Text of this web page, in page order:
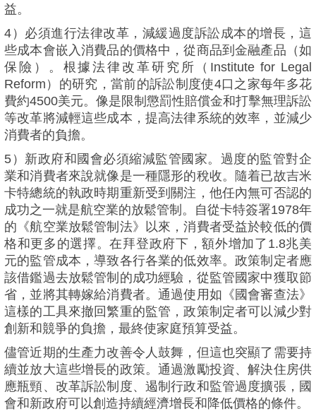
益。
4）必須進行法律改革，減緩過度訴訟成本的增長，這
些成本會嵌入消費品的價格中，從商品到金融產品（如
保險）。根據法律改革研究所（Institute for Legal
Reform）的研究，當前的訴訟制度使4口之家每年多花
費約4500美元。像是限制懲罰性賠償金和打擊無理訴訟
等改革將減輕這些成本，提高法律系統的效率，並減少
消費者的負擔。
5）新政府和國會必須縮減監管國家。過度的監管對企
業和消費者來說就像是一種隱形的稅收。隨着已故吉米
卡特總統的執政時期重新受到關注，他任內無可否認的
成功之一就是航空業的放鬆管制。自從卡特簽署1978年
的《航空業放鬆管制法》以來，消費者受益於較低的價
格和更多的選擇。在拜登政府下，額外增加了1.8兆美
元的監管成本，導致各行各業的低效率。政策制定者應
該借鑑過去放鬆管制的成功經驗，從監管國家中獲取節
省，並將其轉嫁給消費者。通過使用如《國會審查法》
這樣的工具來撤回繁重的監管，政策制定者可以減少對
創新和競爭的負擔，最終使家庭預算受益。
儘管近期的生產力改善令人鼓舞，但這也突顯了需要持
續並放大這些增長的政策。通過激勵投資、解決住房供
應瓶頸、改革訴訟制度、遏制行政和監管過度擴張，國
會和新政府可以創造持續經濟增長和降低價格的條件。